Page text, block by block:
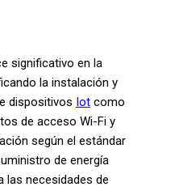
significativo en la
la instalación y
dispositivos Iot como
de acceso Wi-Fi y
según el estándar
de energía
las necesidades de